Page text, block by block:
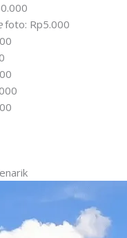
foto: Rp5.000